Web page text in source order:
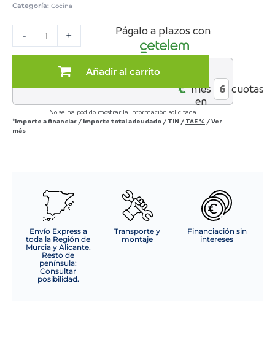
Categoría: Cocina
-
BLANCOIRREGULAR
SIN
+
Añadir al carrito
Págalo a plazos con
€*mes
en
cuotas
No se ha podido mostrar la información solicitada
*Importe a financiar / Importe total adeudado / TIN / TAE % /Ver
más
Envío Express a
toda la Región de
Murcia y Alicante.
Resto de
península:
Consultar
posibilidad.
Transporte y
montaje
Financiación sin
intereses